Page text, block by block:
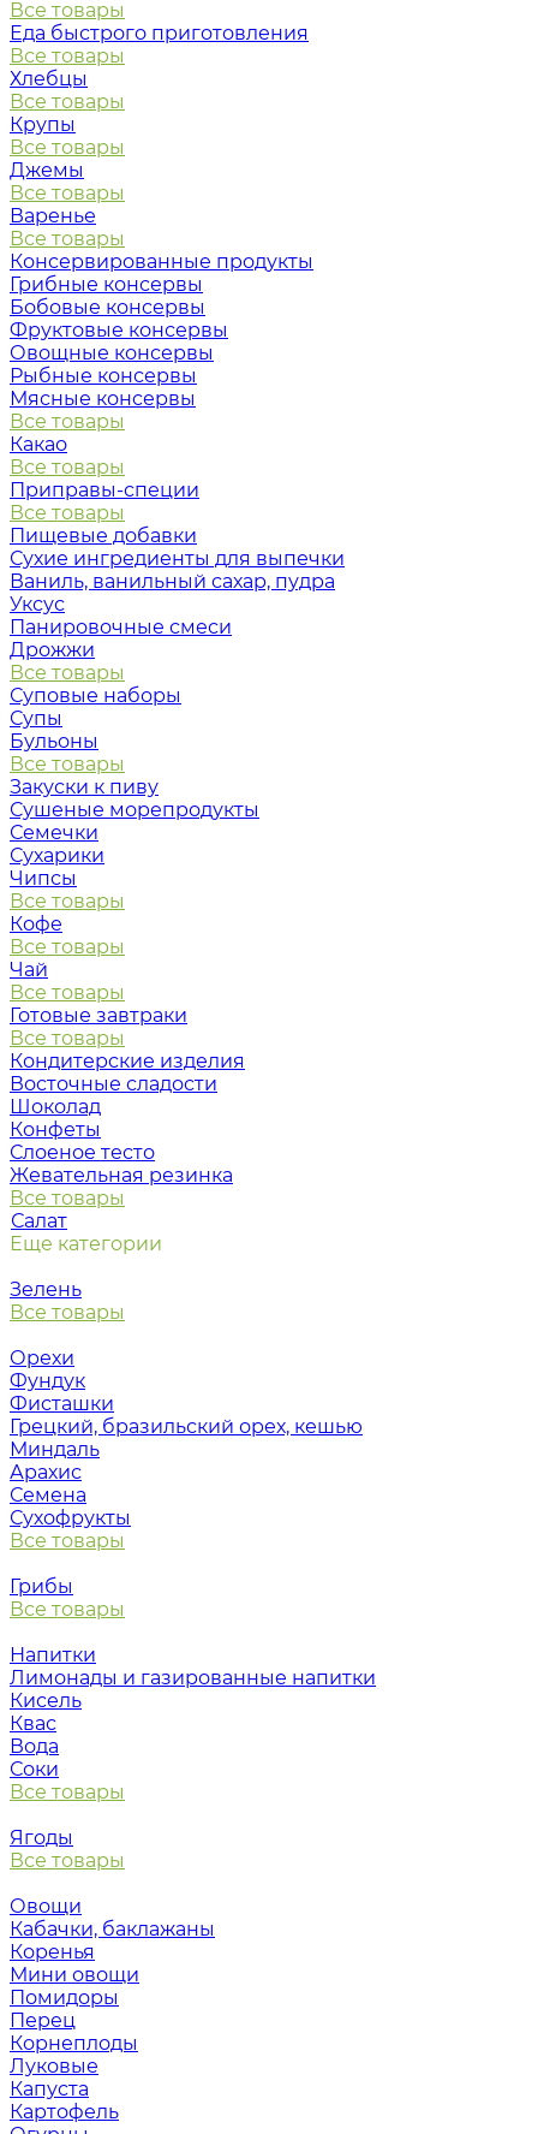
Все товары
Еда быстрого приготовления
Все товары
Хлебцы
Все товары
Крупы
Все товары
Джемы
Все товары
Варенье
Все товары
Консервированные продукты
Грибные консервы
Бобовые консервы
Фруктовые консервы
Овощные консервы
Рыбные консервы
Мясные консервы
Все товары
Какао
Все товары
Приправы-специи
Все товары
Пищевые добавки
Сухие ингредиенты для выпечки
Ваниль, ванильный сахар, пудра
Уксус
Панировочные смеси
Дрожжи
Все товары
Суповые наборы
Супы
Бульоны
Все товары
Закуски к пиву
Сушеные морепродукты
Семечки
Сухарики
Чипсы
Все товары
Кофе
Все товары
Чай
Все товары
Готовые завтраки
Все товары
Кондитерские изделия
Восточные сладости
Шоколад
Конфеты
Слоеное тесто
Жевательная резинка
Все товары
Салат
Еще категории
Зелень
Все товары
Орехи
Фундук
Фисташки
Грецкий, бразильский орех, кешью
Миндаль
Арахис
Семена
Сухофрукты
Все товары
Грибы
Все товары
Напитки
Лимонады и газированные напитки
Кисель
Квас
Вода
Соки
Все товары
Ягоды
Все товары
Овощи
Кабачки, баклажаны
Коренья
Мини овощи
Помидоры
Перец
Корнеплоды
Луковые
Капуста
Картофель